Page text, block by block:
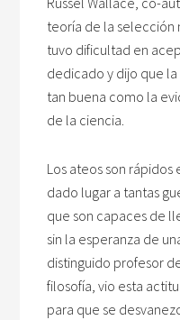
teoría de la selección
tuvo dificultad en
dedicado y dijo que
tan buena como la
de la ciencia.
Los ateos son
dado lugar a tantas
que son capaces de
sin la esperanza de
distinguido profesor
filosofía, vio esta
para que se